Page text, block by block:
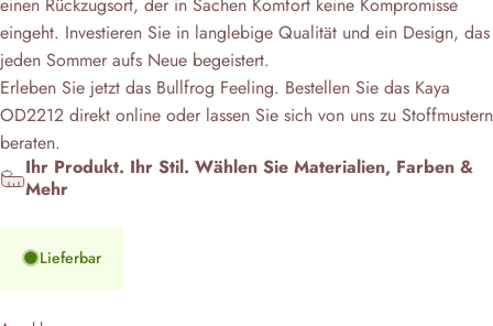
eingeht. Investieren Sie in langlebige Qualität und ein Design, das
jeden Sommer aufs Neue begeistert.
Erleben Sie jetzt das Bullfrog Feeling. Bestellen Sie das Kaya
OD2212 direkt online oder lassen Sie sich von uns zu Stoffmustern
beraten.
Ihr Produkt. Ihr Stil. Wählen Sie Materialien, Farben &
Mehr
Lieferbar